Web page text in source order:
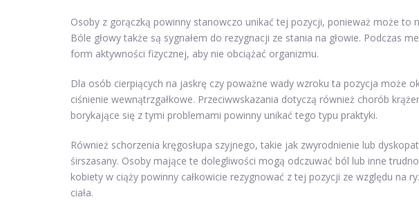
Osoby z gorączką powinny stanowczo unikać tej pozycji, ponieważ może to
Bóle głowy także są sygnałem do rezygnacji ze stania na głowie. Podczas
form aktywności fizycznej, aby nie obciążać organizmu.
Dla osób cierpiących na jaskrę czy poważne wady wzroku ta pozycja może
ciśnienie wewnątrzgałkowe. Przeciwwskazania dotyczą również chorób
borykające się z tymi problemami powinny unikać tego typu praktyki.
Również schorzenia kręgosłupa szyjnego, takie jak zwyrodnienie lub
śirszasany. Osoby mające te dolegliwości mogą odczuwać ból lub inne
kobiety w ciąży powinny całkowicie rezygnować z tej pozycji ze względu na
ciała.